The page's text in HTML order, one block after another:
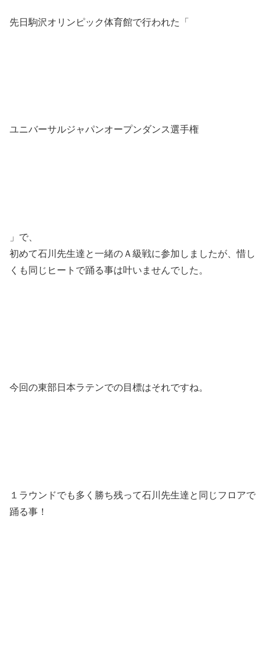
先日駒沢オリンピック体育館で行われた「
ユニバーサルジャパンオープンダンス選手権
」で、
初めて石川先生達と一緒のＡ級戦に参加しましたが、惜し
くも同じヒートで踊る事は叶いませんでした。
今回の東部日本ラテンでの目標はそれですね。
１ラウンドでも多く勝ち残って石川先生達と同じフロアで
踊る事！